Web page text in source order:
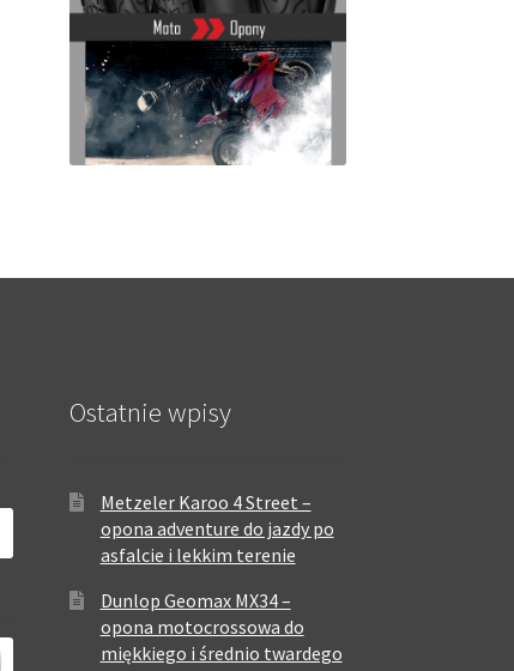
Ostatnie wpisy
Metzeler Karoo 4 Street –
opona adventure do jazdy po
asfalcie i lekkim terenie
Dunlop Geomax MX34 –
opona motocrossowa do
miękkiego i średnio twardego